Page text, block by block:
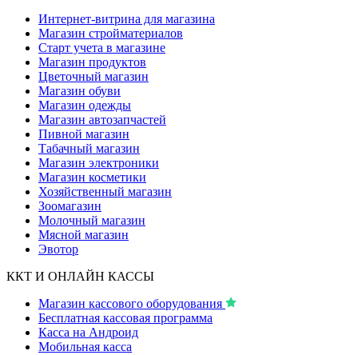
Интернет-витрина для магазина
Магазин стройматериалов
Старт учета в магазине
Магазин продуктов
Цветочный магазин
Магазин обуви
Магазин одежды
Магазин автозапчастей
Пивной магазин
Табачный магазин
Магазин электроники
Магазин косметики
Хозяйственный магазин
Зоомагазин
Молочный магазин
Мясной магазин
Эвотор
ККТ И ОНЛАЙН КАССЫ
Магазин кассового оборудования
Бесплатная кассовая программа
Касса на Андроид
Мобильная касса